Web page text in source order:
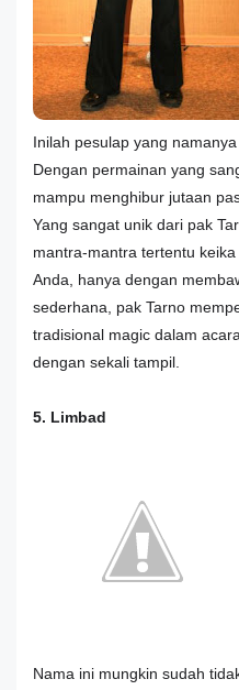
Inilah pesulap yang
Dengan permainan yang
mampu menghibur jutaan
Yang sangat unik dari pak
mantra-mantra tertentu
Anda, hanya dengan
sederhana, pak Tarno
tradisional magic dalam
dengan sekali tampil.
5. Limbad
Nama ini mungkin sudah